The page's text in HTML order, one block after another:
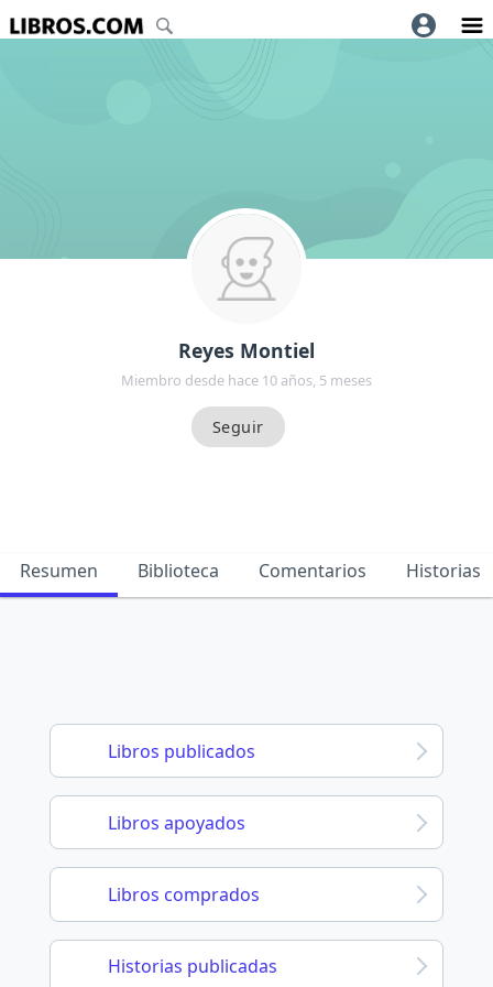
Reyes Montiel
Miembro desde hace 10 años, 5 meses
Resumen Biblioteca Comentarios Historias
Libros publicados
Libros apoyados
Libros comprados
Historias publicadas